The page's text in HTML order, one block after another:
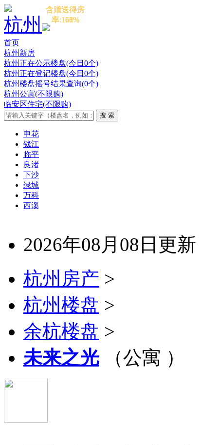
杭州
首页
杭州新房
杭州正在公示楼盘(今日0个)
杭州正在登记楼盘(今日0个)
杭州楼盘摇号结果查询(0个)
杭州公寓(不限购)
临安区住宅(不限购)
申花
钱江
临平
良渚
下沙
绿城
万科
西溪
2026年08月08日更新
杭州房产 >
杭州楼盘 >
余杭楼盘 >
未来之光 （公寓 ）
含赠送得房
率:167%
含赠送得房
率:151%
含赠送得房
率:168%
含赠送得房
率:140%
含赠送得房
率:161%